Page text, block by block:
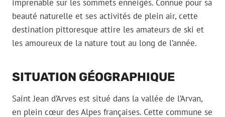
imprenable sur les sommets enneigés. Connue pour sa
beauté naturelle et ses activités de plein air, cette
destination pittoresque attire les amateurs de ski et
les amoureux de la nature tout au long de l’année.
SITUATION GÉOGRAPHIQUE
Saint Jean d’Arves est situé dans la vallée de l’Arvan,
en plein cœur des Alpes françaises. Cette commune se